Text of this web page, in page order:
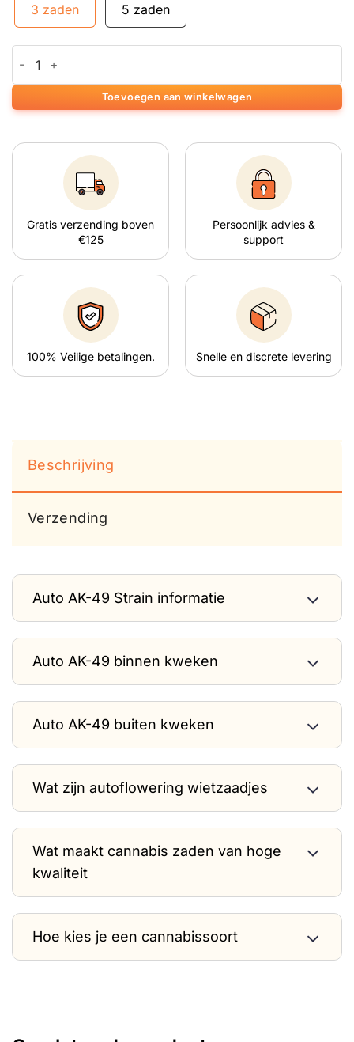
3 zaden 5 zaden
Toevoegen aan winkelwagen
Gratis verzending boven
€125
Persoonlijk advies &
support
100% Veilige betalingen. Snelle en discrete levering
Beschrijving
Verzending
Auto AK-49 Strain informatie
Auto AK-49 binnen kweken
Auto AK-49 buiten kweken
Wat zijn autoflowering wietzaadjes
Wat maakt cannabis zaden van hoge
kwaliteit
Hoe kies je een cannabissoort